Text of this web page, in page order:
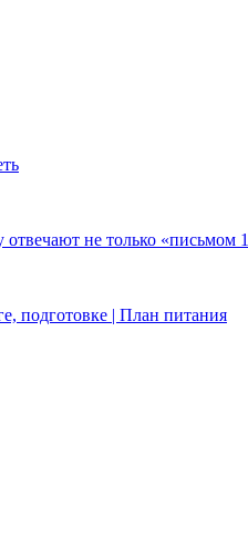
не только «письмом
| План питания